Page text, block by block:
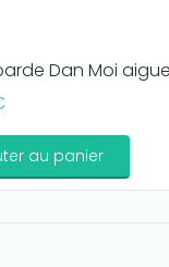
Dan Moi aigue
au panier